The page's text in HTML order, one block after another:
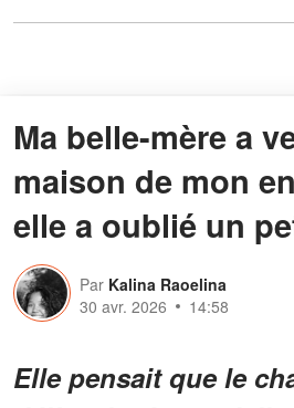
Ma belle-mère a
maison de mon
elle a oublié un
Par Kalina Raoelina
30 avr. 2026
14:58
Elle pensait que le